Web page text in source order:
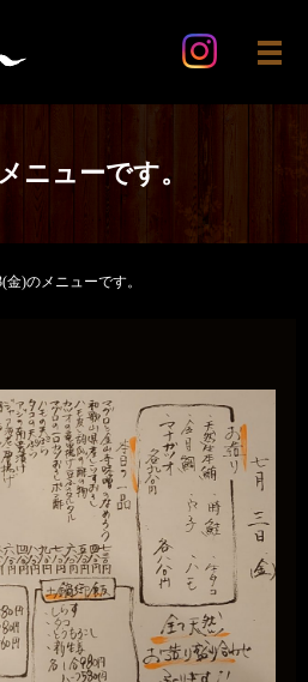
メ
ニューです。
金)のメニューです。